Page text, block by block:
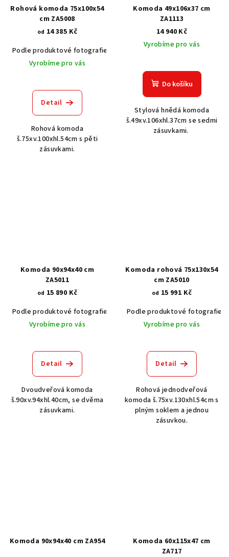
Rohová komoda 75x100x54
cm ZA5008
od 14 385 Kč
Podle produktové fotografie
Akát vintage BT1551
Vyrobíme pro vás
Detail
Rohová komoda
š.75xv.100xhl.54cm s pěti
zásuvkami.
Komoda 49x106x37 cm
ZA1113
14 940 Kč
Vyrobíme pro vás
Do košíku
Stylová hnědá komoda
š.49xv.106xhl.37cm se sedmi
zásuvkami.
Komoda 90x94x40 cm
ZA5011
od 15 890 Kč
Podle produktové fotografie
Akát vintage BT1551
Dub světlý
Vyrobíme pro vás
Detail
Dvoudveřová komoda
š.90xv.94xhl.40cm, se dvěma
zásuvkami.
Komoda rohová 75x130x54
cm ZA5010
od 15 991 Kč
Podle produktové fotografie
Vyrobíme pro vás
Detail
Rohová jednodveřová
komoda š.75xv.130xhl.54cm s
plným soklem a jednou
zásuvkou.
Komoda 90x94x40 cm ZA954
Komoda 60x115x47 cm
ZA717